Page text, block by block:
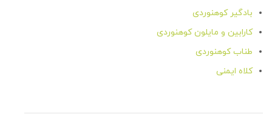
بادگیر کوهنوردی
کارابین و مایلون کوهنوردی
طناب کوهنوردی
کلاه ایمنی